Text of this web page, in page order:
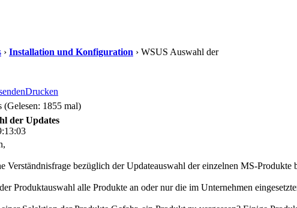
› Installation und Konfiguration › WSUS Auswahl der
Drucken
1855 mal)
der Updates
Verständnisfrage bezüglich der Updateauswahl der einzelnen MS-Produkte
Produktauswahl alle Produkte an oder nur die im Unternehmen